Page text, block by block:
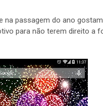
na passagem do ano
para não terem direito a